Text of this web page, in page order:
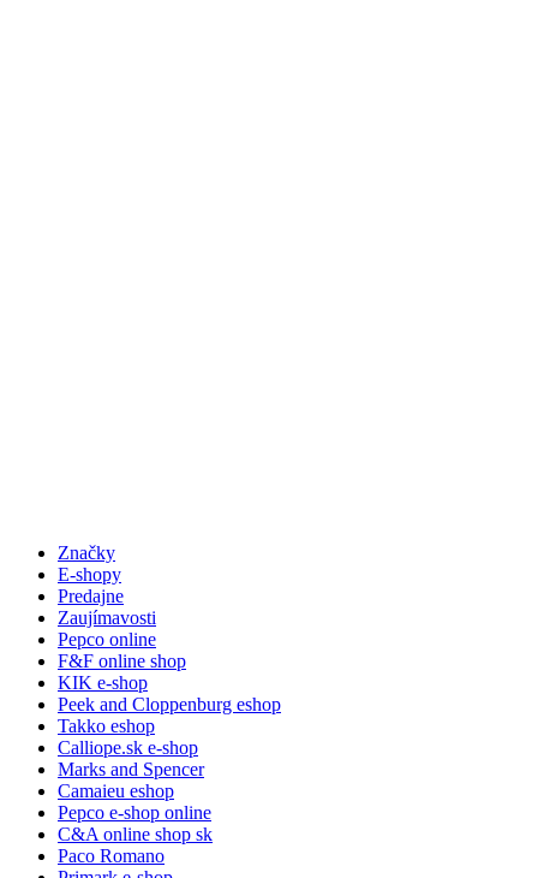
Značky
E-shopy
Predajne
Zaujímavosti
Pepco online
F&F online shop
KIK e-shop
Peek and Cloppenburg eshop
Takko eshop
Calliope.sk e-shop
Marks and Spencer
Camaieu eshop
Pepco e-shop online
C&A online shop sk
Paco Romano